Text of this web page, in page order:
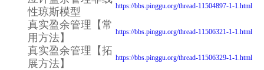
性琼斯模型
https://bbs.pinggu.org/thread-11504897-1-1.html
真实盈余管理【常
用方法】
https://bbs.pinggu.org/thread-11506321-1-1.html
真实盈余管理【拓
展方法】
https://bbs.pinggu.org/thread-11506329-1-1.html